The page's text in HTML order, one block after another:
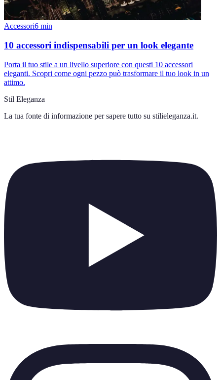
Accessori6 min
10 accessori indispensabili per un look elegante
Porta il tuo stile a un livello superiore con questi 10 accessori
eleganti. Scopri come ogni pezzo può trasformare il tuo look in un
attimo.
Stil Eleganza
La tua fonte di informazione per sapere tutto su stilieleganza.it.